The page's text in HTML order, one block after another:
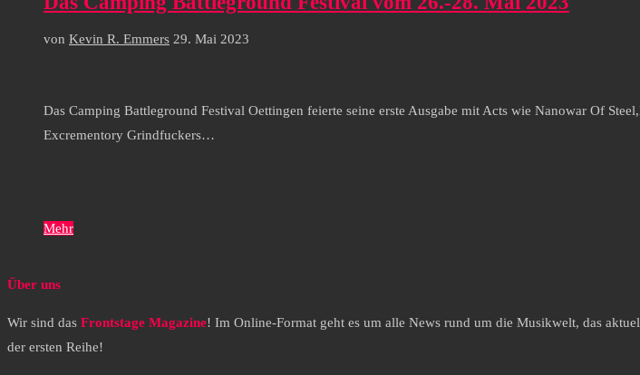
von Kevin R. Emmers 29. Mai 2023
Das Camping Battleground Festival Oettingen feierte seine erste Ausgabe mit Acts wie Nanowar Of
Excrementory Grindfuckers…
Mehr
Über uns
Wir sind das Frontstage Magazine! Im Online-Format geht es um alle News rund um die Musikwelt, das
der ersten Reihe!